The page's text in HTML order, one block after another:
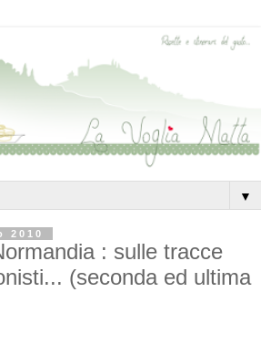
▼
2010
: sulle tracce
(seconda ed ultima